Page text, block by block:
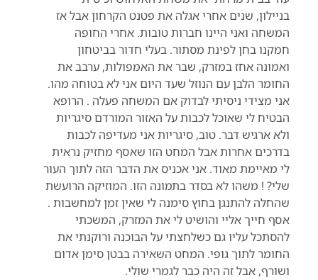
בניילון, שנים אחרי אגלה את פטנט הקרחון אבל אז
המשחה ואני היינו חברות טובות. אחרי החופה
חמקנו בחן לפינת מסתור. בעלי חדור בביטחון
ואמונה אחז במזרק, שבר את האמפולות, ערבב את
החומר הלבן עם הנוזל שעד היום אני לא בטוחה מהו.
אני מצידי ניסיתי לבדוק אם המשחה פעלה . הרופא
הבטיח לי שאוכל לכבות על האזור המורדם סיגריות
ולא ארגיש דבר. טוב, סיגריות אני מעדיפה לכבות
בדרכים אחרות אבל המחט הזו שאסף מחזיק נראית
לי מאיימת מאוד. אני אכניס את הדבר הזה לתוך העור
שלי? ! משהו לא בסדר בתמונה הזו. המוזיקה הרועשת
שהחלה להתנגן בחוץ סימנה לי שאין זמן למחשבות .
אסף חייך אליי והושיט לי את המזרק, המשכתי
להסתכל עליו גם כשלחצתי על הבוכנה ורוקנתי את
החומר לתוך גופי. המחט השאירה בבטן סימן אדום
ושורף, אבל זה היה כבר לגמרי שולי.